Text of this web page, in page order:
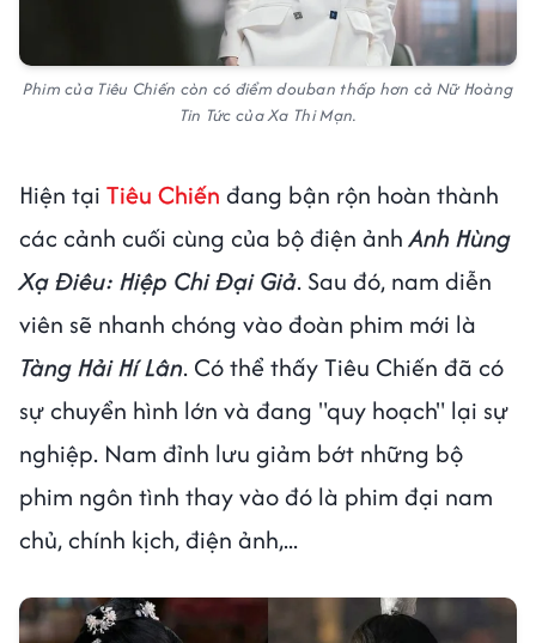
Phim của Tiêu Chiến còn có điểm douban thấp hơn cả Nữ Hoàng
Tin Tức của Xa Thi Mạn.
Hiện tại Tiêu Chiến đang bận rộn hoàn thành
các cảnh cuối cùng của bộ điện ảnhAnh Hùng
Xạ Điêu: Hiệp Chi Đại Giả. Sau đó, nam diễn
viên sẽ nhanh chóng vào đoàn phim mới là
Tàng Hải Hí Lân. Có thể thấy Tiêu Chiến đã có
sự chuyển hình lớn và đang "quy hoạch" lại sự
nghiệp. Nam đỉnh lưu giảm bớt những bộ
phim ngôn tình thay vào đó là phim đại nam
chủ, chính kịch, điện ảnh,...